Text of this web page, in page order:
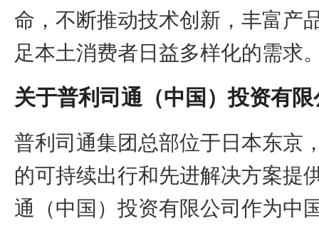
命，不断推动技术创新，丰富产
足本土消费者日益多样化的需求
关于普利司通（中国）投资有
普利司通集团总部位于日本东京
的可持续出行和先进解决方案提
通（中国）投资有限公司作为中